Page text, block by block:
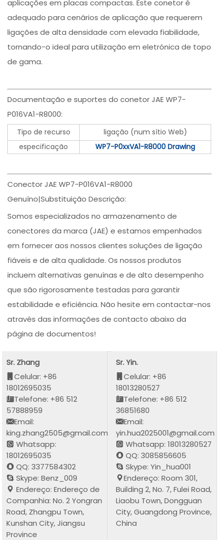
aplicações em placas compactas. Este conetor é
adequado para cenários de aplicação que requerem
ligações de alta densidade com elevada fiabilidade,
tornando-o ideal para utilização em eletrónica de topo
de gama.
Documentação e suportes do conetor JAE WP7-
P016VA1-R8000:
Tipo de recurso
ligação (num sítio Web)
especificação
WP7-P0xxVA1-R8000 Drawing
Conector JAE WP7-P016VA1-R8000
Genuíno|Substituição Descrição:
Somos especializados no armazenamento de
conectores da marca (JAE) e estamos empenhados
em fornecer aos nossos clientes soluções de ligação
fiáveis e de alta qualidade. Os nossos produtos
incluem alternativas genuínas e de alto desempenho
que são rigorosamente testadas para garantir
estabilidade e eficiência. Não hesite em contactar-nos
através das informações de contacto abaixo da
página de documentos!
Sr. Zhang
Celular: +86
18012695035
Telefone: +86 512
57888959
Email:
king.zhang2505@gmail.com
Whatsapp:
18012695035
QQ: 3377584302
Skype: Benz_009
Endereço: Endereço de
Companhia: No. 2 Yongran
Road, Zhangpu Town,
Kunshan City, Jiangsu
Province
Sr. Yin.
Celular: +86
18013280527
Telefone: +86 512
36851680
Email:
yin.hua2025001@gmail.com
Whatsapp: 18013280527
QQ: 3085856605
Skype: Yin_hua001
Endereço: Room 301,
Building 2, No. 7, Fulei Road,
Liaobu Town, Dongguan
City, Guangdong Province,
China